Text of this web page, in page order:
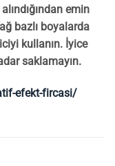
emin
bazlı boyalarda
kullanın. İyice
saklamayın.
efekt-fircasi/